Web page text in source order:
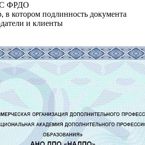
ФРДО
в котором подлинность документа
и клиенты